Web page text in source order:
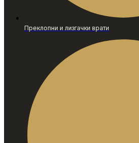
Преклопни и лизгачки врати